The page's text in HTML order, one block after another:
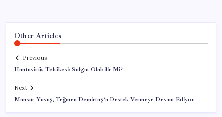
Other Articles
Previous
Hantavirüs Tehlikesi: Salgın Olabilir Mi?
Next
Mansur Yavaş, Teğmen Demirtaş’a Destek Vermeye Devam Ediyor